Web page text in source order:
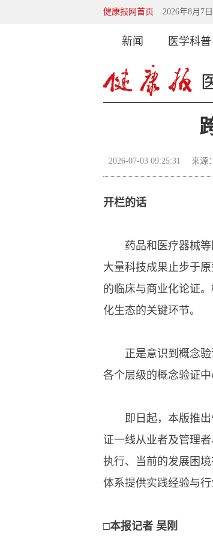
健康报网首页 2026年8月7日
新闻 医学科普
2026-07-03 09:25:31 来源
开栏的话
药品和医疗器械等医
大量科技成果止步于
的临床与商业化论证
化生态的关键环节。
正是意识到概念验
各个层级的概念验证中
即日起，本版推出“
证一线从业者及管理
执行、当前的发展困
体系提供实践经验与行
□本报记者 吴刚